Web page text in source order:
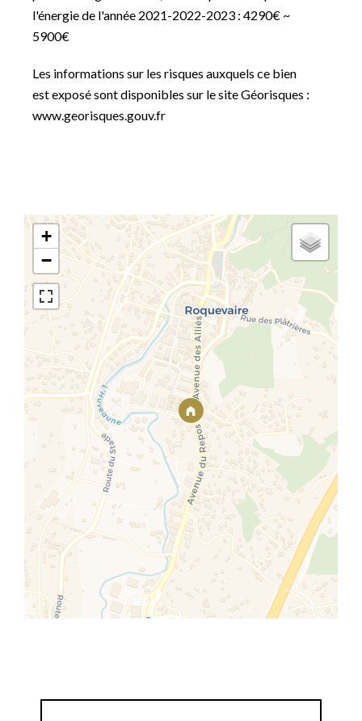
l'énergie de l'année 2021-2022-2023 : 4290€ ~
5900€
Les informations sur les risques auxquels ce bien
est exposé sont disponibles sur le site Géorisques :
www.georisques.gouv.fr
+
−